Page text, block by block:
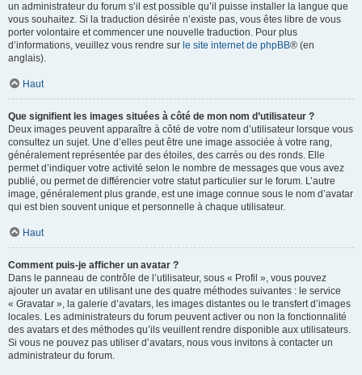
un administrateur du forum s’il est possible qu’il puisse installer la langue que
vous souhaitez. Si la traduction désirée n’existe pas, vous êtes libre de vous
porter volontaire et commencer une nouvelle traduction. Pour plus
d’informations, veuillez vous rendre sur le site internet de phpBB® (en
anglais).
Haut
Que signifient les images situées à côté de mon nom d’utilisateur ?
Deux images peuvent apparaître à côté de votre nom d’utilisateur lorsque vous
consultez un sujet. Une d’elles peut être une image associée à votre rang,
généralement représentée par des étoiles, des carrés ou des ronds. Elle
permet d’indiquer votre activité selon le nombre de messages que vous avez
publié, ou permet de différencier votre statut particulier sur le forum. L’autre
image, généralement plus grande, est une image connue sous le nom d’avatar
qui est bien souvent unique et personnelle à chaque utilisateur.
Haut
Comment puis-je afficher un avatar ?
Dans le panneau de contrôle de l’utilisateur, sous « Profil », vous pouvez
ajouter un avatar en utilisant une des quatre méthodes suivantes : le service
« Gravatar », la galerie d’avatars, les images distantes ou le transfert d’images
locales. Les administrateurs du forum peuvent activer ou non la fonctionnalité
des avatars et des méthodes qu’ils veuillent rendre disponible aux utilisateurs.
Si vous ne pouvez pas utiliser d’avatars, nous vous invitons à contacter un
administrateur du forum.